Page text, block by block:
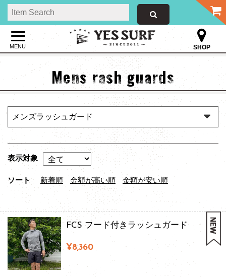
MENU SHOP
Mens rash guards
表示対象
ソート 新着順 金額が高い順 金額が安い順
FCS フード付きラッシュガード
¥8,360